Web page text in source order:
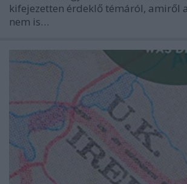
kifejezetten érdeklő témáról, amiről
nem is…